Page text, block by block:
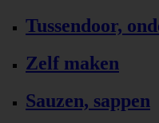
Tussendoor,
Zelf maken
Sauzen, sappen